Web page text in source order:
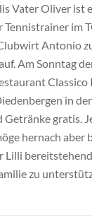
Vater Oliver ist
im
Antonio
Am Sonntag
Classico
in
Getränke gratis.
hernach aber
Lilli
zu